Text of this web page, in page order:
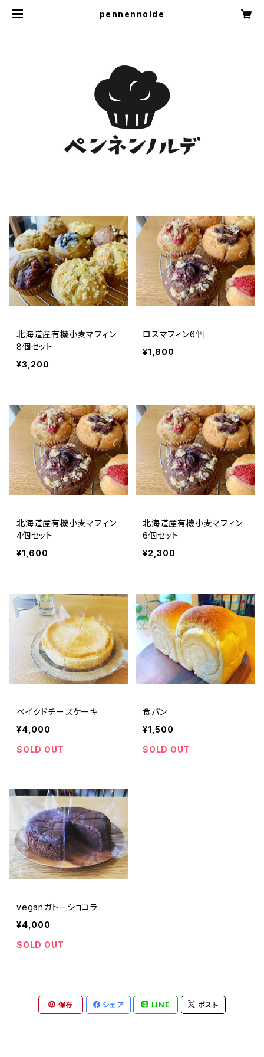
pennennolde
北海道産有機小麦マフィン
8個セット
¥3,200
ロスマフィン6個
¥1,800
北海道産有機小麦マフィン
4個セット
¥1,600
北海道産有機小麦マフィン
6個セット
¥2,300
ベイクドチーズケーキ
¥4,000
SOLD OUT
食パン
¥1,500
SOLD OUT
veganガトーショコラ
¥4,000
SOLD OUT
保存 シェア LINE ポスト